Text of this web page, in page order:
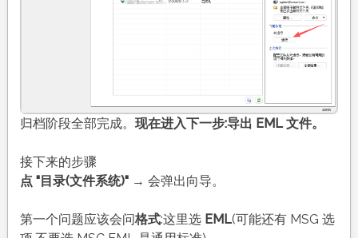
归档阶段全部完成。 现在进入下一步:导出 EML 文件。
接下来的步骤
点 "目录(文件系统)"→ 会弹出向导。
第一个问题应该会问格式:这里选 EML(可能还有 MSG 选